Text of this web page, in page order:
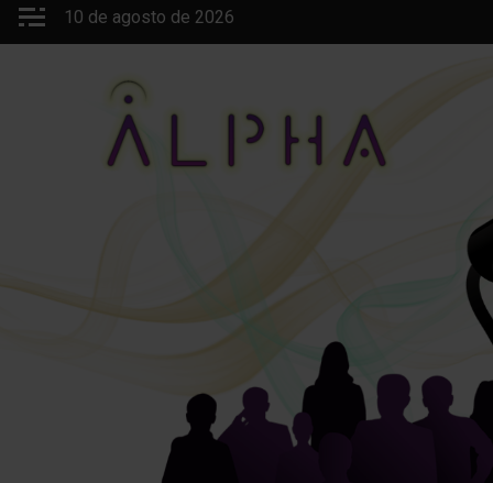
Saltar
10 de agosto de 2026